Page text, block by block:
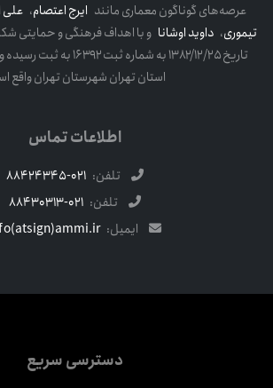
عرصه‌های گوناگون معماری مانندایرج اعتصام،علی
تیموری،داوید اوشاناو با اهداف فرهنگی و حمایتی شکل
تاریخ ۱۳۸۲/۱۲/۲۵ به شماره ثبت
استان تهران شهرستان تهران واقع
اطلاعات تماس
تلفن: 021-88424345
تلفن: 021-88430313
ایمیل: info(atsign)ammi.ir
دسترسی سریع